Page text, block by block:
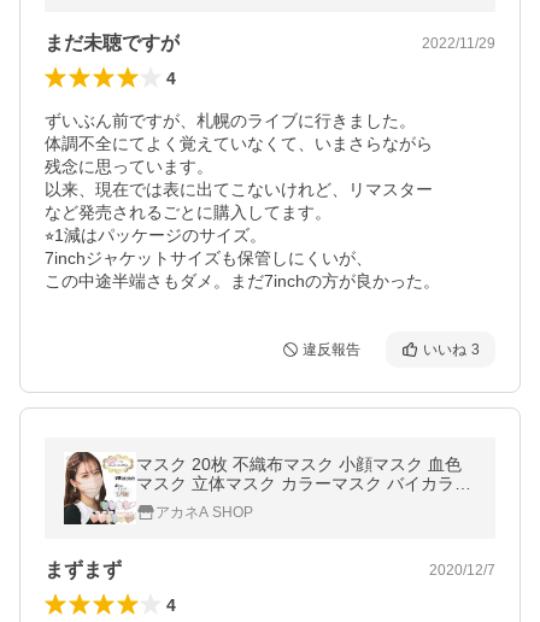
まだ未聴ですが 2022/11/29
4
ずいぶん前ですが、札幌のライブに行きました。
体調不全にてよく覚えていなくて、いまさらながら
残念に思っています。
以来、現在では表に出てこないけれど、リマスター
など発売されるごとに購入してます。
⭐︎1減はパッケージのサイズ。
7inchジャケットサイズも保管しにくいが、
この中途半端さもダメ。まだ7inchの方が良かった。
違反報告 いいね 3
マスク 20枚 不織布マスク 小顔マスク 血色
マスク 立体マスク カラーマスク バイカラー
マスク 平ゴム 3D 4D W波型 おしゃれ 蒸れ
ない 花粉症対策 ポイント利用
アカネA SHOP
まずまず 2020/12/7
4